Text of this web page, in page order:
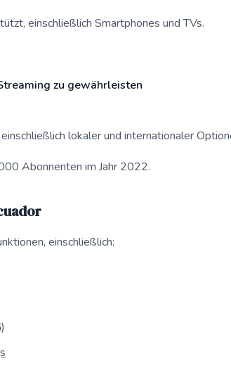
einschließlich Smartphones und TVs.
zu gewährleisten
lokaler und internationaler
Abonnenten im Jahr 2022.
einschließlich: